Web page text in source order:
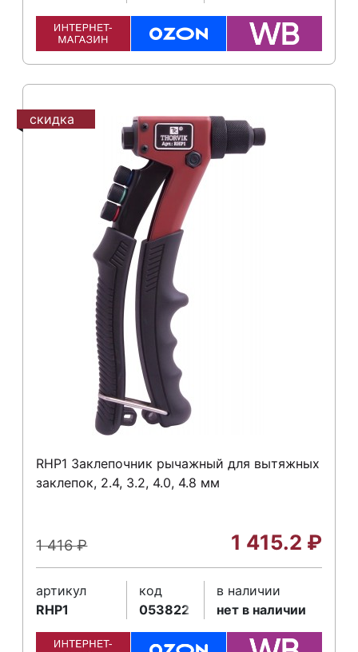
скидка
RHP1 Заклепочник рычажный для вытяжных
заклепок, 2.4, 3.2, 4.0, 4.8 мм
1 416₽ 1 415.2 ₽
артикул
RHP1
код
053822
в наличии
нет в наличии